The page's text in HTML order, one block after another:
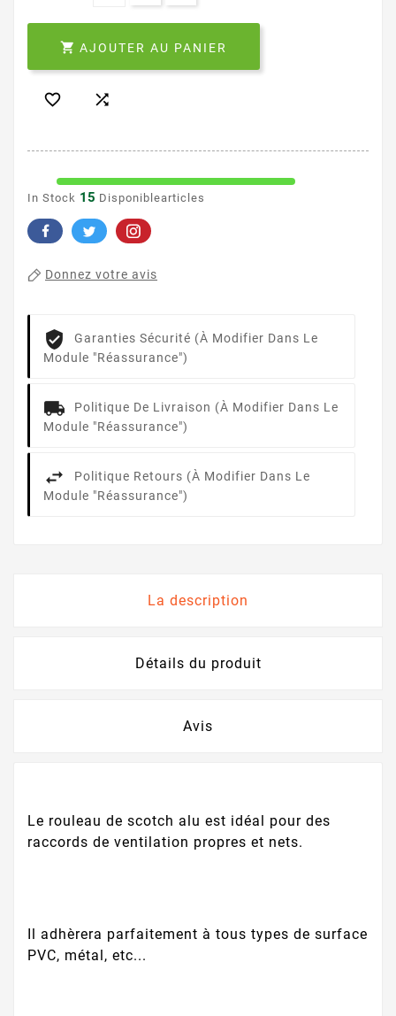
 AJOUTER AU PANIER
 
In Stock 15 Disponiblearticles
Donnez votre avis
Garanties Sécurité (à Modifier Dans Le
Module "Réassurance")
Politique De Livraison (à Modifier Dans Le
Module "Réassurance")
Politique Retours (à Modifier Dans Le
Module "Réassurance")
La description
Détails du produit
Avis
Le rouleau de scotch alu est idéal pour des
raccords de ventilation propres et nets.
Il adhèrera parfaitement à tous types de surface
PVC, métal, etc...